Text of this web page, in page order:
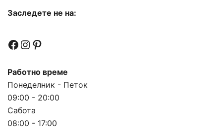
Заследете не на:
Facebook
Instagram
Pinterest
Работно време
Понеделник - Петок
09:00 - 20:00
Сабота
08:00 - 17:00